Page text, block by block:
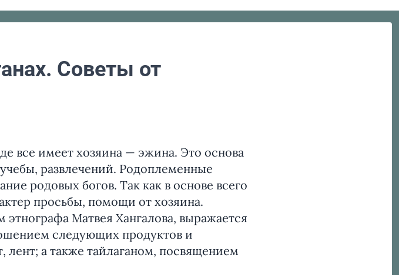
Советы от
все имеет хозяина — эжина. Это основа
развлечений. Родоплеменные
родовых богов. Так как в основе всего
просьбы, помощи от хозяина.
Матвея Хангалова, выражается
следующих продуктов и
лент; а также тайлаганом, посвящением